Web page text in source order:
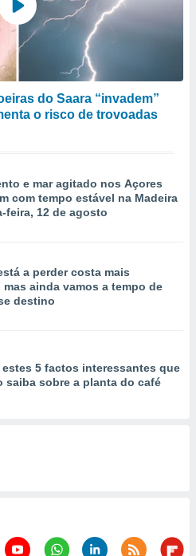
do Saara “invadem”
o risco de trovoadas
e mar agitado nos Açores
com tempo estável na Madeira
feira, 12 de agosto
a perder costa mais
mas ainda vamos a tempo de
destino
estes 5 factos interessantes que
saiba sobre a planta do café